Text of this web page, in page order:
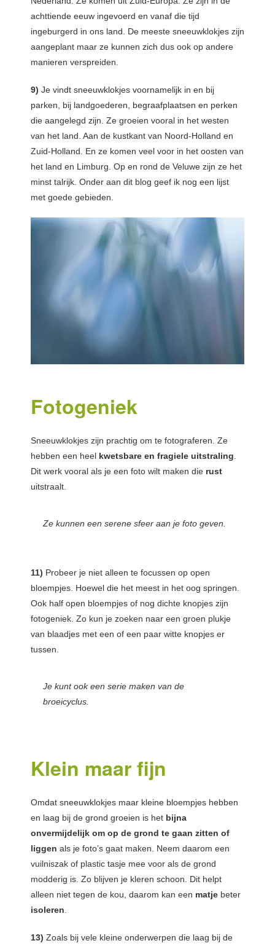
achttiende eeuw ingevoerd en vanaf die tijd
ingeburgerd in ons land. De meeste sneeuwklokjes zijn
aangeplant maar ze kunnen zich dus ook op andere
manieren verspreiden.
9) Je vindt sneeuwklokjes voornamelijk in en bij
parken, bij landgoederen, begraafplaatsen en perken
die aangelegd zijn. Ze groeien vooral in het westen
van het land. Aan de kustkant van Noord-Holland en
Zuid-Holland. En ze komen veel voor in het oosten van
het land en Limburg. Op en rond de Veluwe zijn ze het
minst talrijk. Onder aan dit blog geef ik nog een lijst
met goede gebieden.
Fotogeniek
Sneeuwklokjes zijn prachtig om te fotograferen. Ze
hebben een heel kwetsbare en fragiele uitstraling
Dit werk vooral als je een foto wilt maken die rust
uitstraalt.
Ze kunnen een serene sfeer aan je foto geven.
11) Probeer je niet alleen te focussen op open
bloempjes. Hoewel die het meest in het oog springen.
Ook half open bloempjes of nog dichte knopjes zijn
fotogeniek. Zo kun je zoeken naar een groen plukje
van blaadjes met een of een paar witte knopjes er
tussen.
Je kunt ook een serie maken van de
broeicyclus.
Klein maar fijn
Omdat sneeuwklokjes maar kleine bloempjes hebben
en laag bij de grond groeien is het bijna
onvermijdelijk om op de grond te gaan zitten of
liggen als je foto’s gaat maken. Neem daarom een
vuilniszak of plastic tasje mee voor als de grond
modderig is. Zo blijven je kleren schoon. Dit helpt
alleen niet tegen de kou, daarom kan een matje beter
isoleren
13) Zoals bij vele kleine onderwerpen die laag bij de